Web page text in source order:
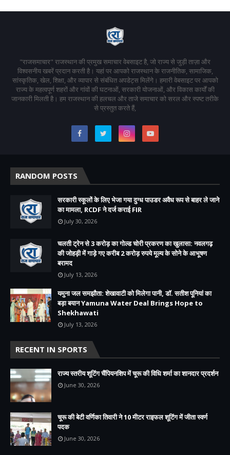
"राजसमाचार" राजस्थान की प्रमुख समाचार वेबसाइट है, जो राज्य से जुड़ी ताज़ा और
विश्वसनीय खबरें प्रदान करती है। यहां पर आपको राजस्थान के राजनीतिक, सामाजिक,
सांस्कृतिक, खेल, शिक्षा, और व्यापार से संबंधित अपडेट्स मिलेंगे। हमारी वेबसाइट पर आपको
राज्य के महत्वपूर्ण शहरों और गांवों की घटनाओं, सरकारी योजनाओं, और विकास कार्यों की
जानकारी मिलती है। हम राजस्थान की हलचल और ताजे समाचार को सरल और स्पष्ट तरीके
से प्रस्तुत करते हैं,
RANDOM POSTS
सरकारी स्कूलों के लिए भेजा गया दुग्ध पाउडर अवैध रूप से बाहर ले जाने
का मामला, RCDF ने दर्ज कराई FIR
July 30, 2026
चलती ट्रेन से 3 करोड़ का गोल्ड चोरी प्रकरण का खुलासा: नवलगढ़
की जोहड़ी में गाड़े गए करीब 2 करोड़ रुपये मूल्य के सोने के आभूषण
बरामद
July 13, 2026
यमुना जल समझौता: शेखावाटी को मिलेगा पानी, डॉ. सतीश पूनियां का
बड़ा बयान Yamuna Water Deal Brings Hope to
Shekhawati
July 13, 2026
RECENT IN SPORTS
राज्य स्तरीय शूटिंग चैंपियनशिप में चूरू की विधि शर्मा का शानदार प्रदर्शन
June 30, 2026
चूरू की बेटी वर्णिका तिवारी ने 10 मीटर राइफल शूटिंग में जीता स्वर्ण
पदक
June 30, 2026